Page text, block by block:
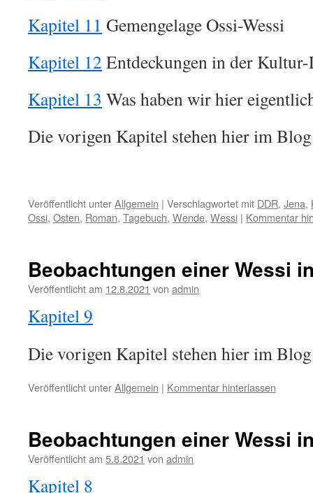
Kapitel 11 Gemengelage Ossi-Wessi
Kapitel 12 Entdeckungen in der
Kapitel 13 Was haben wir hier
Die vorigen Kapitel stehen hier im
Veröffentlicht unterAllgemein | Verschlagwortet mit DDR, Jena,
Ossi, Osten, Roman, Tagebuch, Wende, Wessi | Kommentar
Beobachtungen einer Wessi
Veröffentlicht am 12.8.2021 von admin
Kapitel 9
Die vorigen Kapitel stehen hier im
Veröffentlicht unterAllgemein | Kommentar hinterlassen
Beobachtungen einer Wessi
Veröffentlicht am 5.8.2021 von admin
Kapitel 8